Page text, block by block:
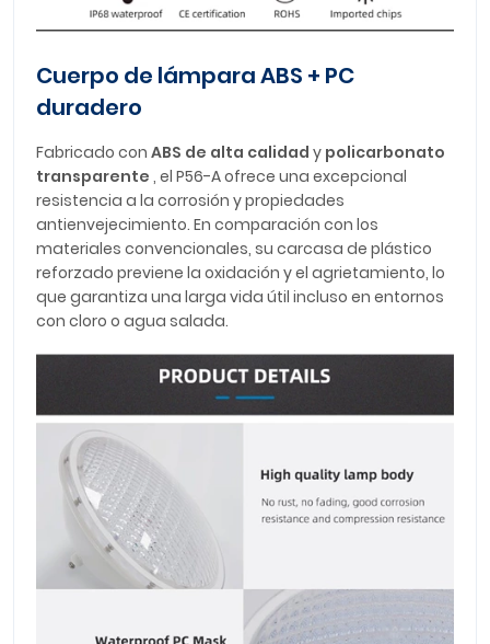
Cuerpo de lámpara ABS + PC
duradero
Fabricado con ABS de alta calidad y policarbonato
transparente , el P56-A ofrece una excepcional
resistencia a la corrosión y propiedades
antienvejecimiento. En comparación con los
materiales convencionales, su carcasa de plástico
reforzado previene la oxidación y el agrietamiento, lo
que garantiza una larga vida útil incluso en entornos
con cloro o agua salada.